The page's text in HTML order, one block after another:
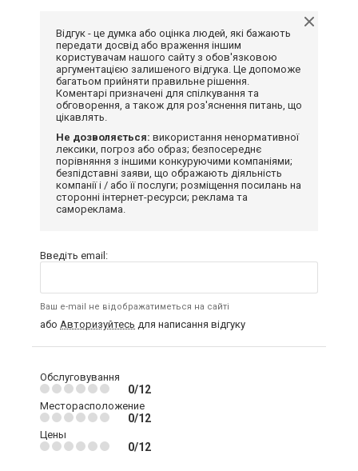
Відгук - це думка або оцінка людей, які бажають
передати досвід або враження іншим
користувачам нашого сайту з обов'язковою
аргументацією залишеного відгука. Це допоможе
багатьом прийняти правильне рішення.
Коментарі призначені для спілкування та
обговорення, а також для роз'яснення питань, що
цікавлять.
Не дозволяється: використання ненормативної
лексики, погроз або образ; безпосереднє
порівняння з іншими конкуруючими компаніями;
безпідставні заяви, що ображають діяльність
компанії і / або її послуги; розміщення посилань на
сторонні інтернет-ресурси; реклама та
самореклама.
Введіть email:
Ваш e-mail не відображатиметься на сайті
або Авторизуйтесь для написання відгуку
Обслуговування
0/12
Месторасположение
0/12
Цены
0/12